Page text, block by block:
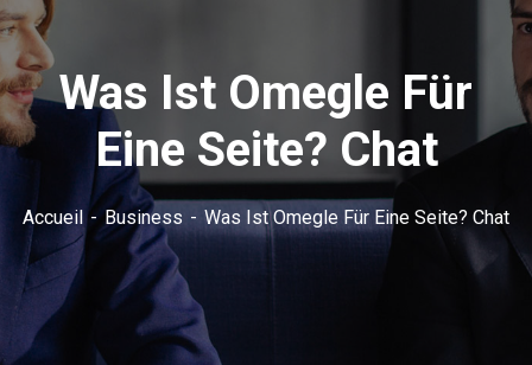
Was Ist Omegle Für
Eine Seite? Chat
Accueil Business Was Ist Omegle Für Eine Seite? Chat